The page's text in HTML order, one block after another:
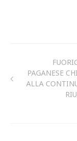
PAGANESE
ALLA